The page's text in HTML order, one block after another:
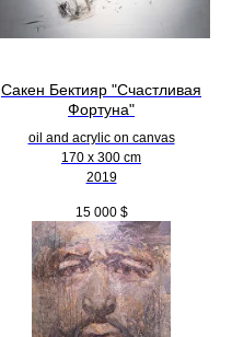
Сакен Бектияр "Счастливая
Фортуна"
oil and acrylic on canvas
170 x 300 cm
2019
15 000 $